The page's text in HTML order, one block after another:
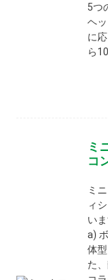
5つ
ヘ
に
ら
ミ
コ
ミ
ィ
いま
a)
体
た